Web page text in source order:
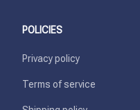
POLICIES
Privacy policy
Terms of service